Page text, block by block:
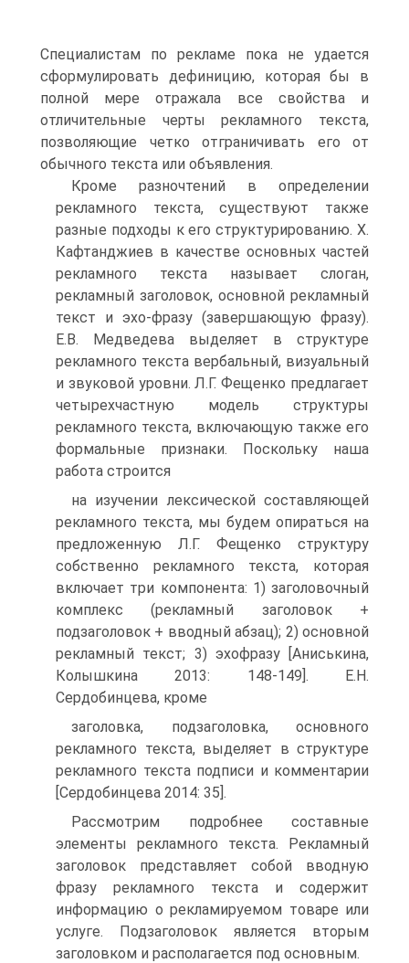
Специалистам по рекламе пока не удается
сформулировать дефиницию, которая бы в
полной мере отражала все свойства и
отличительные черты рекламного текста,
позволяющие четко отграничивать его от
обычного текста или объявления.
Кроме разночтений в определении
рекламного текста, существуют также
разные подходы к его структурированию. Х.
Кафтанджиев в качестве основных частей
рекламного текста называет слоган,
рекламный заголовок, основной рекламный
текст и эхо-фразу (завершающую фразу).
Е.В. Медведева выделяет в структуре
рекламного текста вербальный, визуальный
и звуковой уровни. Л.Г. Фещенко предлагает
четырехчастную модель структуры
рекламного текста, включающую также его
формальные признаки. Поскольку наша
работа строится
на изучении лексической составляющей
рекламного текста, мы будем опираться на
предложенную Л.Г. Фещенко структуру
собственно рекламного текста, которая
включает три компонента: 1) заголовочный
комплекс (рекламный заголовок +
подзаголовок + вводный абзац); 2) основной
рекламный текст; 3) эхофразу [Аниськина,
Колышкина 2013: 148-149]. Е.Н.
Сердобинцева, кроме
заголовка, подзаголовка, основного
рекламного текста, выделяет в структуре
рекламного текста подписи и комментарии
[Сердобинцева 2014: 35].
Рассмотрим подробнее составные
элементы рекламного текста. Рекламный
заголовок представляет собой вводную
фразу рекламного текста и содержит
информацию о рекламируемом товаре или
услуге. Подзаголовок является вторым
заголовком и располагается под основным.